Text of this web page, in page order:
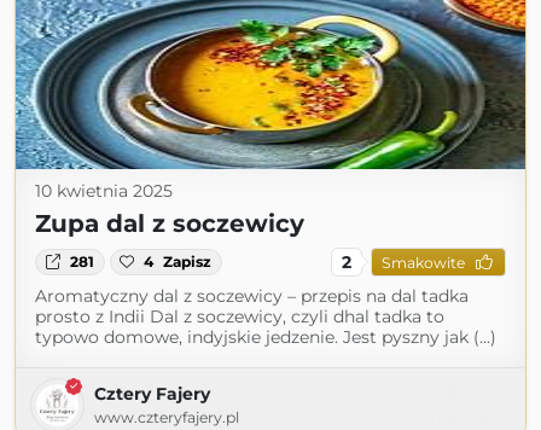
10 kwietnia 2025
Zupa dal z soczewicy
281 4 Zapisz 2 Smakowite
Aromatyczny dal z soczewicy – przepis na dal tadka
prosto z Indii Dal z soczewicy, czyli dhal tadka to
typowo domowe, indyjskie jedzenie. Jest pyszny jak (...)
Cztery Fajery
www.czteryfajery.pl